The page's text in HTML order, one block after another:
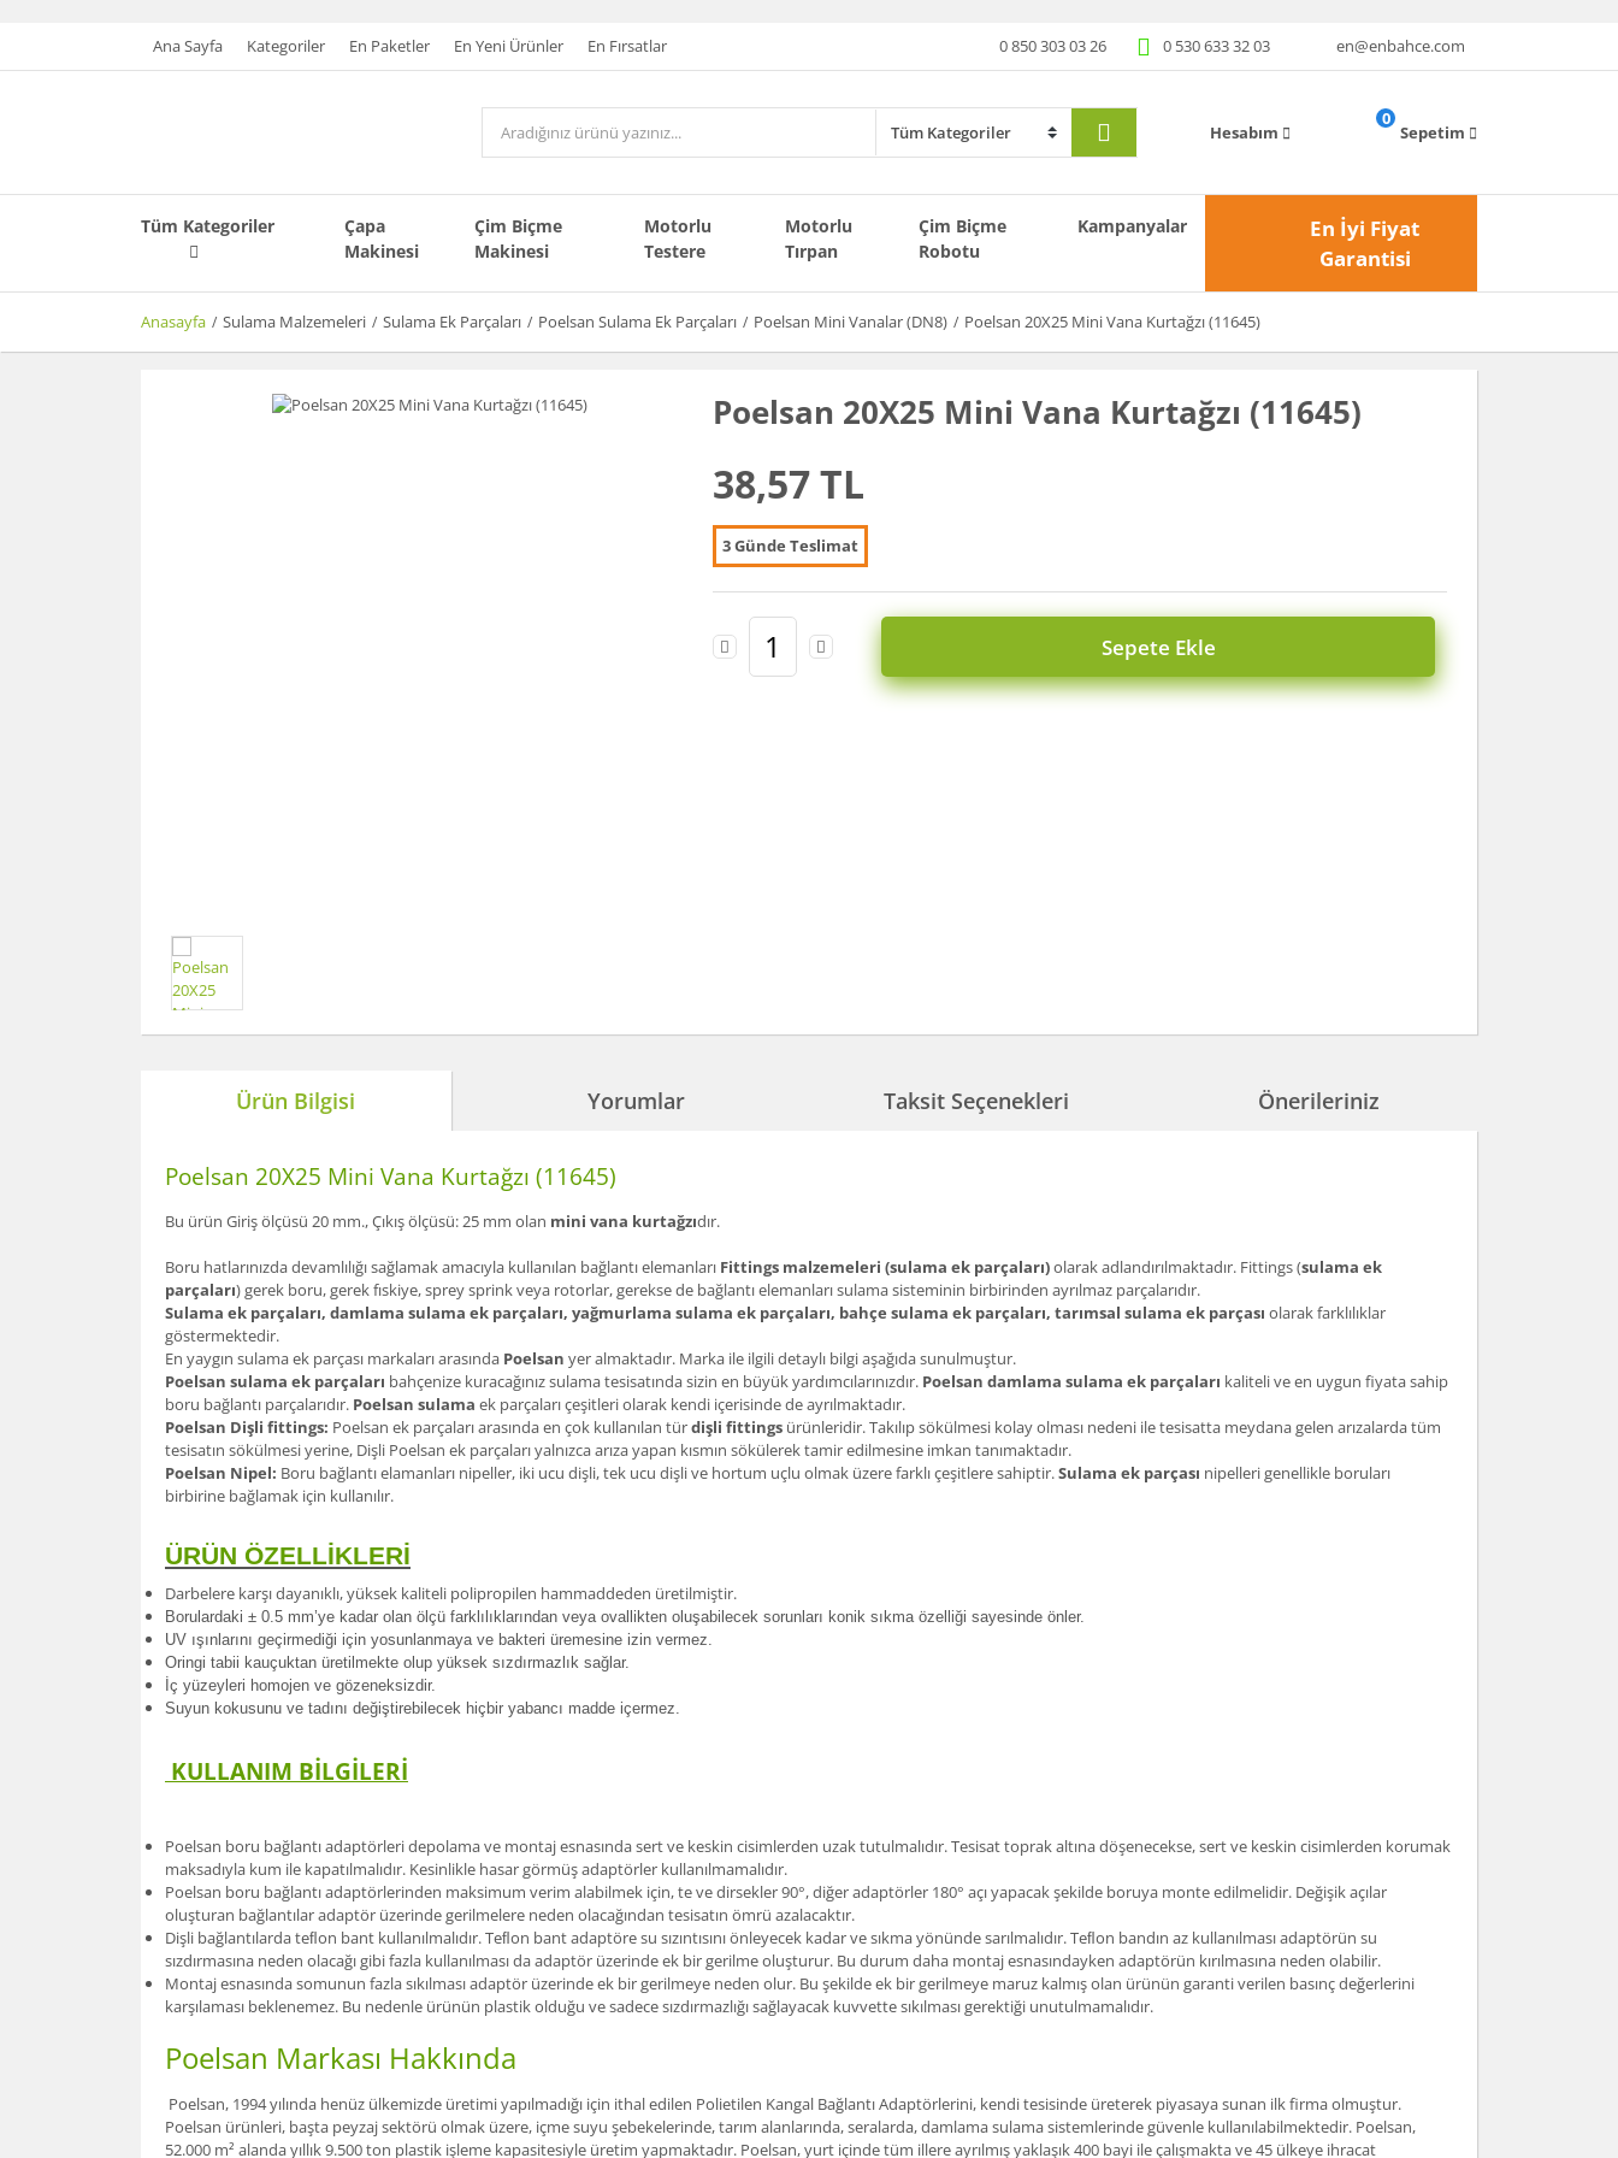
Ana Sayfa Kategoriler En Paketler En Yeni Ürünler En Fırsatlar 0 850 303 03 26 0 530 633 32 03 en@enbahce.com
Hesabım Sepetim
0
Tüm Kategoriler
Çapa
Makinesi
Çim Biçme
Makinesi
Motorlu
Testere
Motorlu
Tırpan
Çim Biçme
Robotu
Kampanyalar
En İyi Fiyat
Garantisi
Anasayfa Sulama Malzemeleri Sulama Ek Parçaları Poelsan Sulama Ek Parçaları Poelsan Mini Vanalar (DN8) Poelsan 20X25 Mini Vana Kurtağzı (11645)
Poelsan 20X25 Mini Vana Kurtağzı (11645)
38,57 TL
3 Günde Teslimat
Sepete Ekle
Ürün Bilgisi Yorumlar Taksit Seçenekleri Önerileriniz
Poelsan 20X25 Mini Vana Kurtağzı (11645)
Bu ürün Giriş ölçüsü 20 mm., Çıkış ölçüsü: 25 mm olan mini vana kurtağzıdır.
Boru hatlarınızda devamlılığı sağlamak amacıyla kullanılan bağlantı elemanları Fittings malzemeleri (sulama ek parçaları)olarak adlandırılmaktadır. Fittings (sulama ek
parçaları) gerek boru, gerek fıskiye, sprey sprink veya rotorlar, gerekse de bağlantı elemanları sulama sisteminin birbirinden ayrılmaz parçalarıdır.
Sulama ek parçaları, damlama sulama ek parçaları, yağmurlama sulama ek parçaları, bahçe sulama ek parçaları, tarımsal sulama ek parçası olarak farklılıklar
göstermektedir.
En yaygın sulama ek parçası markaları arasında Poelsan yer almaktadır. Marka ile ilgili detaylı bilgi aşağıda sunulmuştur.
Poelsan sulama ek parçaları bahçenize kuracağınız sulama tesisatında sizin en büyük yardımcılarınızdır. Poelsan damlama sulama ek parçaları kaliteli ve en uygun fiyata sahip
boru bağlantı parçalarıdır. Poelsan sulama ek parçaları çeşitleri olarak kendi içerisinde de ayrılmaktadır.
Poelsan Dişli fittings: Poelsan ek parçaları arasında en çok kullanılan türdişli fittings ürünleridir. Takılıp sökülmesi kolay olması nedeni ile tesisatta meydana gelen arızalarda tüm
tesisatın sökülmesi yerine, Dişli Poelsan ek parçaları yalnızca arıza yapan kısmın sökülerek tamir edilmesine imkan tanımaktadır.
Poelsan Nipel: Boru bağlantı elamanları nipeller, iki ucu dişli, tek ucu dişli ve hortum uçlu olmak üzere farklı çeşitlere sahiptir.Sulama ek parçası nipelleri genellikle boruları
birbirine bağlamak için kullanılır.
ÜRÜN ÖZELLİKLERİ
Darbelere karşı dayanıklı, yüksek kaliteli polipropilen hammaddeden üretilmiştir.
Borulardaki ± 0.5 mm’ye kadar olan ölçü farklılıklarından veya ovallikten oluşabilecek sorunları konik sıkma özelliği sayesinde önler.
UV ışınlarını geçirmediği için yosunlanmaya ve bakteri üremesine izin vermez.
Oringi tabii kauçuktan üretilmekte olup yüksek sızdırmazlık sağlar.
İç yüzeyleri homojen ve gözeneksizdir.
Suyun kokusunu ve tadını değiştirebilecek hiçbir yabancı madde içermez.
KULLANIM BİLGİLERİ
Poelsan boru bağlantı adaptörleri depolama ve montaj esnasında sert ve keskin cisimlerden uzak tutulmalıdır. Tesisat toprak altına döşenecekse, sert ve keskin cisimlerden korumak
maksadıyla kum ile kapatılmalıdır. Kesinlikle hasar görmüş adaptörler kullanılmamalıdır.
Poelsan boru bağlantı adaptörlerinden maksimum verim alabilmek için, te ve dirsekler 90°, diğer adaptörler 180° açı yapacak şekilde boruya monte edilmelidir. Değişik açılar
oluşturan bağlantılar adaptör üzerinde gerilmelere neden olacağından tesisatın ömrü azalacaktır.
Dişli bağlantılarda teﬂon bant kullanılmalıdır. Teﬂon bant adaptöre su sızıntısını önleyecek kadar ve sıkma yönünde sarılmalıdır. Teﬂon bandın az kullanılması adaptörün su
sızdırmasına neden olacağı gibi fazla kullanılması da adaptör üzerinde ek bir gerilme oluşturur. Bu durum daha montaj esnasındayken adaptörün kırılmasına neden olabilir.
Montaj esnasında somunun fazla sıkılması adaptör üzerinde ek bir gerilmeye neden olur. Bu şekilde ek bir gerilmeye maruz kalmış olan ürünün garanti verilen basınç değerlerini
karşılaması beklenemez. Bu nedenle ürünün plastik olduğu ve sadece sızdırmazlığı sağlayacak kuvvette sıkılması gerektiği unutulmamalıdır.
Poelsan Markası Hakkında
Poelsan, 1994 yılında henüz ülkemizde üretimi yapılmadığı için ithal edilen Polietilen Kangal Bağlantı Adaptörlerini, kendi tesisinde üreterek piyasaya sunan ilk firma olmuştur.
Poelsan ürünleri, başta peyzaj sektörü olmak üzere, içme suyu şebekelerinde, tarım alanlarında, seralarda, damlama sulama sistemlerinde güvenle kullanılabilmektedir. Poelsan,
52.000 m² alanda yıllık 9.500 ton plastik işleme kapasitesiyle üretim yapmaktadır. Poelsan, yurt içinde tüm illere ayrılmış yaklaşık 400 bayi ile çalışmakta ve 45 ülkeye ihracat